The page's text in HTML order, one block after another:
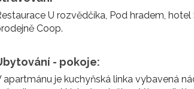
U rozvědčíka, Pod hradem,
Coop.
- pokoje:
apartmánu je kuchyňská linka vybavená